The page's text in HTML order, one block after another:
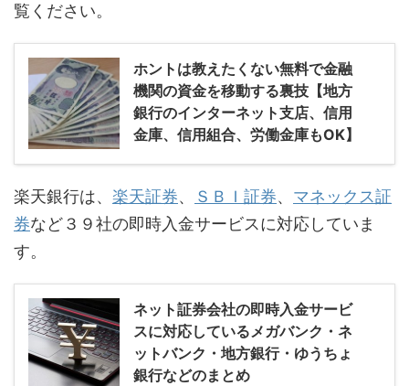
覧ください。
ホントは教えたくない無料で金融
機関の資金を移動する裏技【地方
銀行のインターネット支店、信用
金庫、信用組合、労働金庫もOK】
楽天銀行は、 楽天証券、 ＳＢＩ証券、 マネックス証
券など３９社の即時入金サービスに対応していま
す。
ネット証券会社の即時入金サービ
スに対応しているメガバンク・ネ
ットバンク・地方銀行・ゆうちょ
銀行などのまとめ